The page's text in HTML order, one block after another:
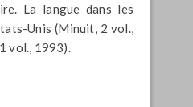
La langue dans les
Unis (Minuit, 2 vol.,
vol., 1993).